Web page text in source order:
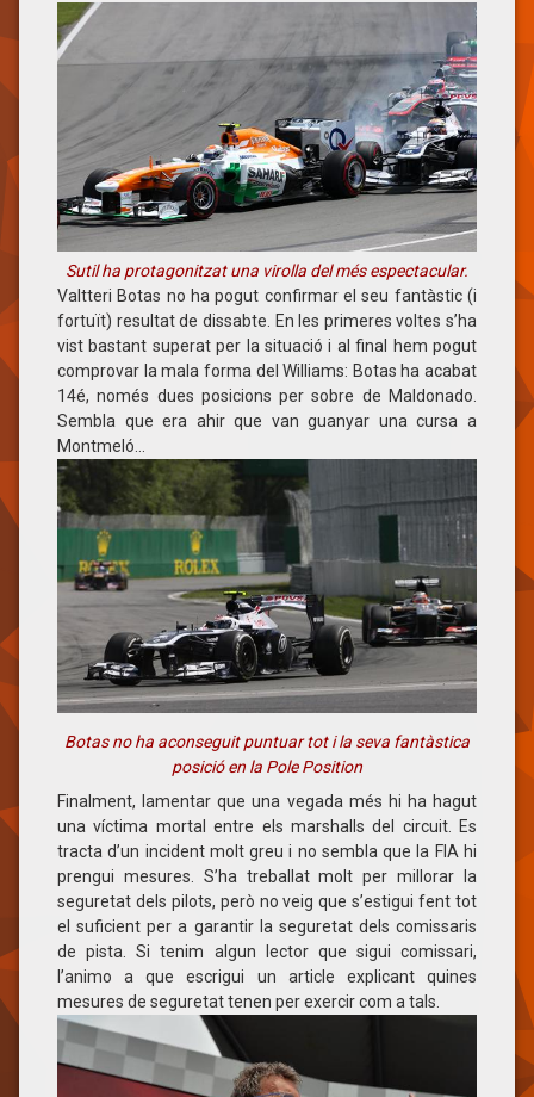
Sutil ha protagonitzat una virolla del més espectacular.
Valtteri Botas no ha pogut confirmar el seu fantàstic (i
fortuït) resultat de dissabte. En les primeres voltes s’ha
vist bastant superat per la situació i al final hem pogut
comprovar la mala forma del Williams: Botas ha acabat
14é, només dues posicions per sobre de Maldonado.
Sembla que era ahir que van guanyar una cursa a
Montmeló…
Botas no ha aconseguit puntuar tot i la seva fantàstica
posició en la Pole Position
Finalment, lamentar que una vegada més hi ha hagut
una víctima mortal entre els marshalls del circuit. Es
tracta d’un incident molt greu i no sembla que la FIA hi
prengui mesures. S’ha treballat molt per millorar la
seguretat dels pilots, però no veig que s’estigui fent tot
el suficient per a garantir la seguretat dels comissaris
de pista. Si tenim algun lector que sigui comissari,
l’animo a que escrigui un article explicant quines
mesures de seguretat tenen per exercir com a tals.